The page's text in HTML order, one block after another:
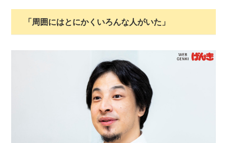
「周囲にはとにかくいろんな人がいた」